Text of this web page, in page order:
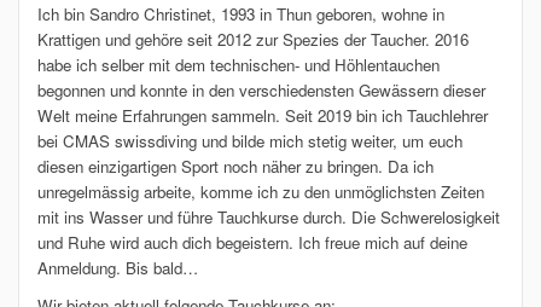
Ich bin Sandro Christinet, 1993 in Thun geboren, wohne in
Krattigen und gehöre seit 2012 zur Spezies der Taucher. 2016
habe ich selber mit dem technischen- und Höhlentauchen
begonnen und konnte in den verschiedensten Gewässern dieser
Welt meine Erfahrungen sammeln. Seit 2019 bin ich Tauchlehrer
bei CMAS swissdiving und bilde mich stetig weiter, um euch
diesen einzigartigen Sport noch näher zu bringen. Da ich
unregelmässig arbeite, komme ich zu den unmöglichsten Zeiten
mit ins Wasser und führe Tauchkurse durch. Die Schwerelosigkeit
und Ruhe wird auch dich begeistern. Ich freue mich auf deine
Anmeldung. Bis bald…